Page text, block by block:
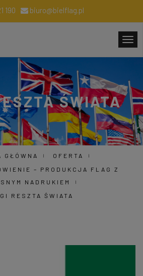
190 biuro@bielflag.pl
ŚWIATA
GŁÓWNA
OFERTA
– PRODUKCJA FLAG Z
NADRUKIEM
RESZTA ŚWIATA